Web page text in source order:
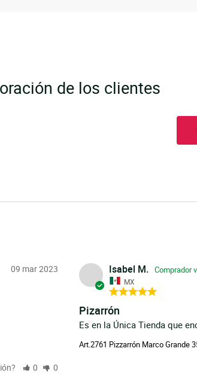
de los clientes
09 mar 2023
0 0
Isabel M.
MX
Pizarrón
Es en la Única Tienda que
Art.2761 Pizzarrón Marco Grande